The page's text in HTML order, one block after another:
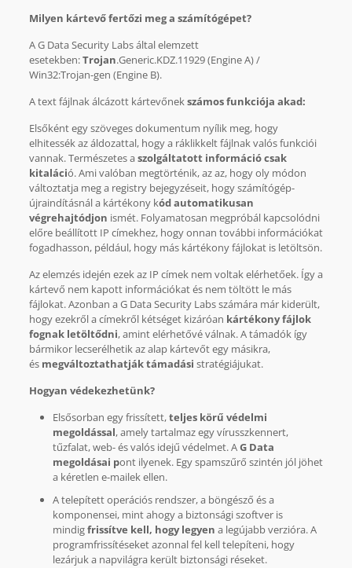
Milyen kártevő fertőzi meg a számítógépet?
A G Data Security Labs által elemzett
esetekben:Trojan.Generic.KDZ.11929 (Engine A) /
Win32:Trojan-gen (Engine B).
A text fájlnak álcázott kártevőnekszámos funkciója akad:
Elsőként egy szöveges dokumentum nyílik meg, hogy
elhitessék az áldozattal, hogy a ráklikkelt fájlnak valós funkciói
vannak. Természetes aszolgáltatott információ csak
kitaláció. Ami valóban megtörténik, az az, hogy oly módon
változtatja meg a registry bejegyzéseit, hogy számítógép-
újraindításnál a kártékony kód automatikusan
végrehajtódjon ismét. Folyamatosan megpróbál kapcsolódni
előre beállított IP címekhez, hogy onnan további információkat
fogadhasson, például, hogy más kártékony fájlokat is letöltsön.
Az elemzés idején ezek az IP címek nem voltak elérhetőek. Így a
kártevő nem kapott információkat és nem töltött le más
fájlokat. Azonban a G Data Security Labs számára már kiderült,
hogy ezekről a címekről kétséget kizáróan kártékony fájlok
fognak letöltődni, amint elérhetővé válnak. A támadók így
bármikor lecserélhetik az alap kártevőt egy másikra,
és megváltoztathatják támadási stratégiájukat.
Hogyan védekezhetünk?
Elsősorban egy frissített,teljes körű védelmi
megoldással, amely tartalmaz egy vírusszkennert,
tűzfalat, web- és valós idejű védelmet. AG Data
megoldásai pont ilyenek. Egy spamszűrő szintén jól jöhet
a kéretlen e-mailek ellen.
A telepített operációs rendszer, a böngésző és a
komponensei, mint ahogy a biztonsági szoftver is
mindigfrissítve kell, hogy legyen a legújabb verzióra. A
programfrissítéseket azonnal fel kell telepíteni, hogy
lezárjuk a napvilágra került biztonsági réseket.